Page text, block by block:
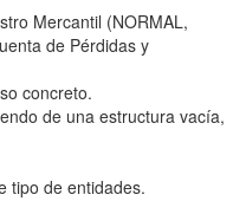
Mercantil (NORMAL,
de Pérdidas y
concreto.
de una estructura vacía,
tipo de entidades.